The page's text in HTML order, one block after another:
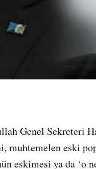
Genel Sekreteri
muhtemelen eski
eskimesi ya da ‘o